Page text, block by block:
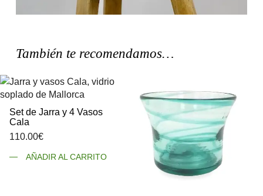
También te recomendamos…
Set de Jarra y 4 Vasos
Cala
110.00€
AÑADIR AL CARRITO